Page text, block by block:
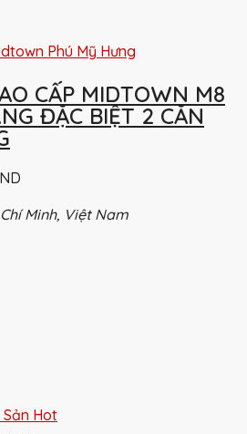
Phú Mỹ Hưng
CẤP MIDTOWN M8
ĐẶC BIỆT 2 CĂN
Minh, Việt Nam
Hot